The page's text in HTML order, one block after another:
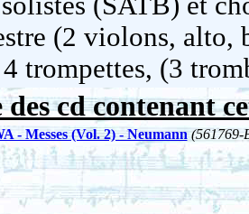
(2 violons, alto,
trompettes, (3
cd contenant
- Messes (Vol. 2) - Neumann (561769-